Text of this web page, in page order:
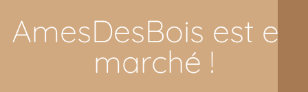
AmesDesBois est en
marché !